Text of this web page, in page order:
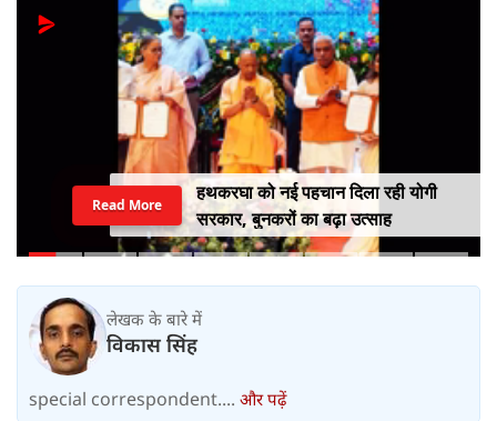
हथकरघा को नई पहचान दिला रही योगी
सरकार, बुनकरों का बढ़ा उत्साह
Read More
लेखक के बारे में
विकास सिंह
special correspondent.... और पढ़ें